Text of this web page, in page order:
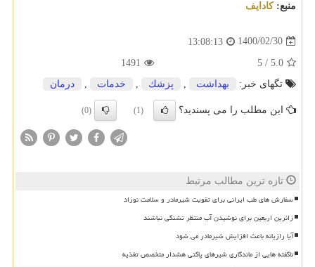
منبع:كادایف
1400/02/30
13:08:13
5.0
/
5
1491
تگهای خبر:
بهداشت پزشك خدمات درمان
این مطلب را می پسندید؟ (1)
(0)
تازه ترین مطالب مرتبط
سفارش های طب ایرانی برای تقویت شیرمادر و سلامت نوزاد
زائرین اربعین برای نوشیدن آب منتظر تشنگی نباشند
آیا رازیانه باعث افزایش شیرمادر می شود
ناگفته هایی از ماندگاری شیرهای پاکتی هشدار متخصص تغذیه